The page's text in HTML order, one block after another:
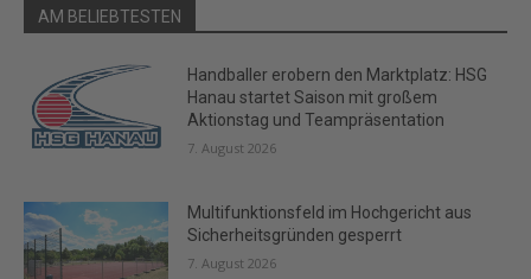
AM BELIEBTESTEN
Handballer erobern den Marktplatz: HSG
Hanau startet Saison mit großem
Aktionstag und Teampräsentation
7. August 2026
Multifunktionsfeld im Hochgericht aus
Sicherheitsgründen gesperrt
7. August 2026